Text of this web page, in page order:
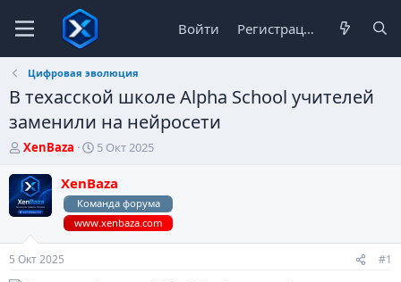
Войти Регистрация
Цифровая эволюция
В техасской школе Alpha School учителей
заменили на нейросети
А
т
о
р
м
XenBaza
Д
т
а
н
а
ч
5 Окт 2025
XenBaza
Команда форума
www.xenbaza.com
5 Окт 2025 #1